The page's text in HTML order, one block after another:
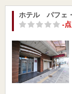
ホテル パフェ
-点